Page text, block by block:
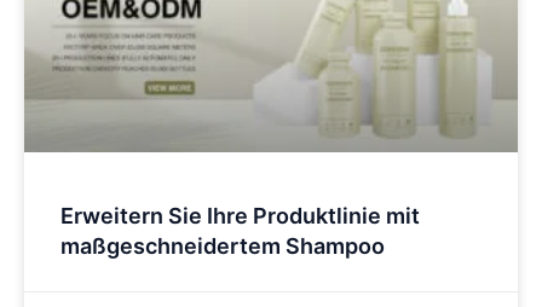
Erweitern Sie Ihre Produktlinie mit
maßgeschneidertem Shampoo